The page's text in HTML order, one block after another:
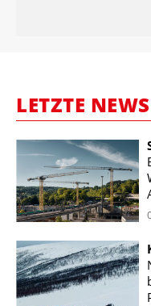
LETZTE NEWS